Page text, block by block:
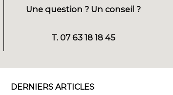
Une question ? Un conseil ?
T. 07 63 18 18 45
DERNIERS ARTICLES